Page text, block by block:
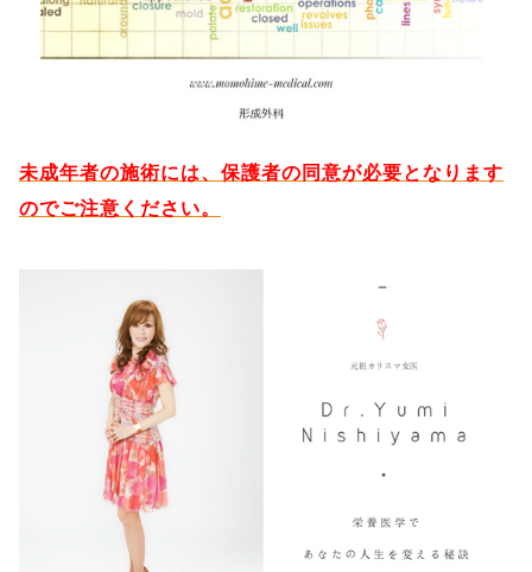
未成年者の施術には、保護者の同意が必要となります
のでご注意ください。